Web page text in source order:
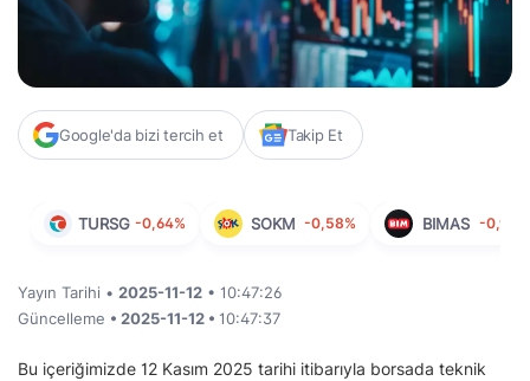
Google'da bizi tercih et Takip Et
TURSG -0,64% SOKM -0,58% BIMAS -0,91%
Yayın Tarihi • 2025-11-12 • 10:47:26
Güncelleme • 2025-11-12 • 10:47:37
Bu içeriğimizde 12 Kasım 2025 tarihi itibarıyla borsada teknik